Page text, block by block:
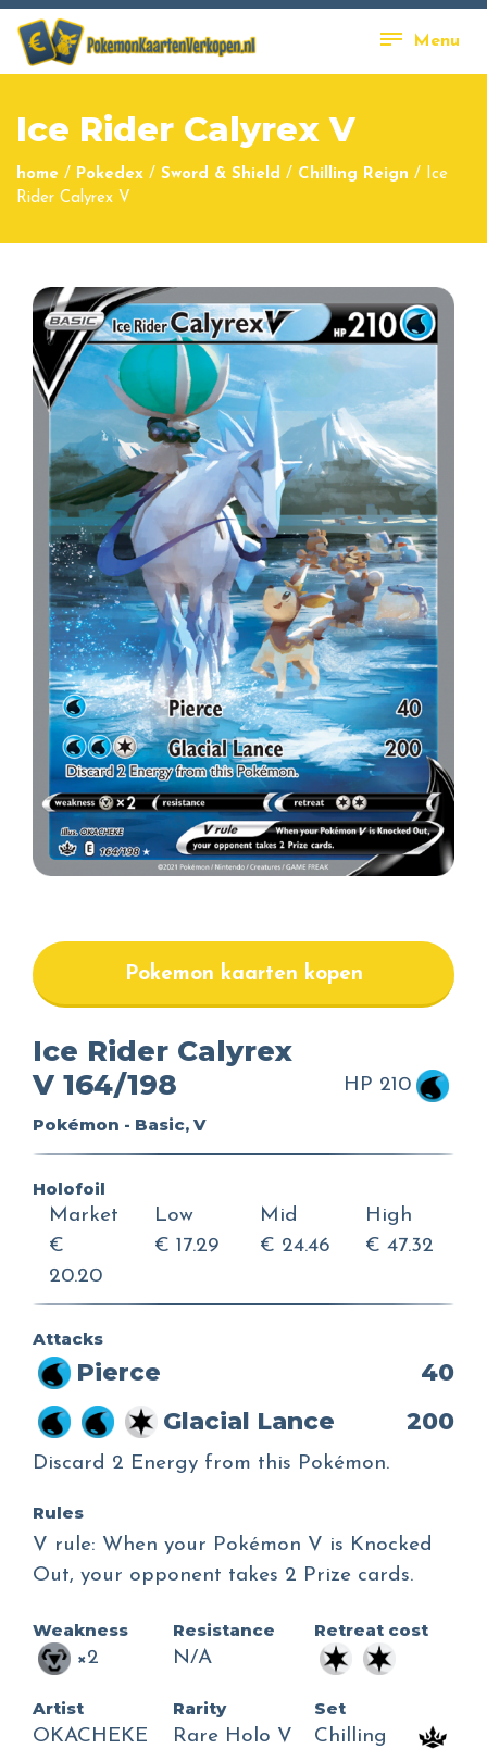
Menu
Ice Rider Calyrex V
home / Pokedex / Sword & Shield / Chilling Reign / Ice
Rider Calyrex V
Pokemon kaarten kopen
Ice Rider Calyrex
V 164/198
Pokémon - Basic, V
HP 210
Holofoil
Market
€
20.20
Low
€ 17.29
Mid
€ 24.46
High
€ 47.32
Attacks
Pierce
40
Glacial Lance
200
Discard 2 Energy from this Pokémon.
Rules
V rule: When your Pokémon V is Knocked
Out, your opponent takes 2 Prize cards.
Weakness
×2
Resistance
N/A
Retreat cost
Artist
OKACHEKE
Rarity
Rare Holo V
Set
Chilling